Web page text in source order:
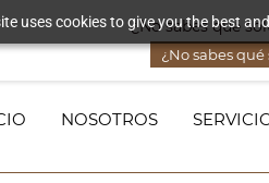
uses cookies to give you the best
3321016582
NOSOTROS
¿No sabes qué
¿No sabes